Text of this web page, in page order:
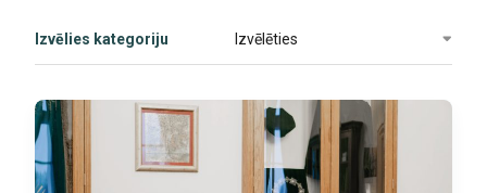
Izvēlies kategoriju